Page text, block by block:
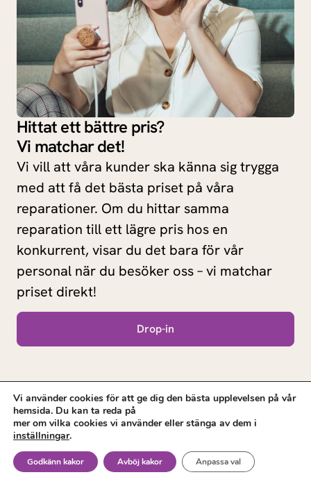
Hittat ett bättre pris?
Vi matchar det!
Vi vill att våra kunder ska känna sig trygga
med att få det bästa priset på våra
reparationer. Om du hittar samma
reparation till ett lägre pris hos en
konkurrent, visar du det bara för vår
personal när du besöker oss – vi matchar
priset direkt!
Drop-in
© 2025 Laga Mobil. All rights reserved.
Vi använder cookies för att ge dig den bästa upplevelsen på vår
hemsida. Du kan ta reda på
mer om vilka cookies vi använder eller stänga av dem i
inställningar.
Godkänn kakor Avböj kakor Anpassa val